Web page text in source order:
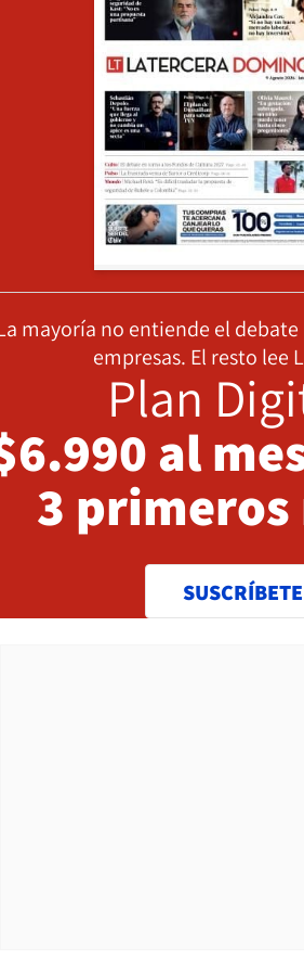
mayoría no entiende el
empresas. El resto lee
Plan
al
3 primeros
SUSCRÍBETE